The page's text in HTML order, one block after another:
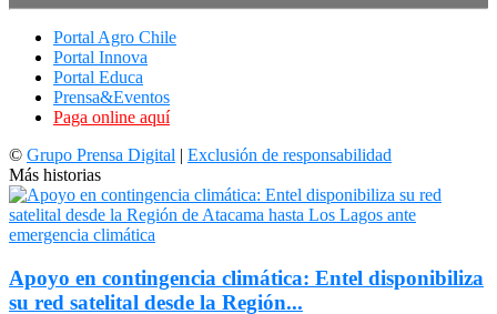
Portal Agro Chile
Portal Innova
Portal Educa
Prensa&Eventos
Paga online aquí
© Grupo Prensa Digital | Exclusión de responsabilidad
Más historias
Apoyo en contingencia climática: Entel disponibiliza
su red satelital desde la Región...